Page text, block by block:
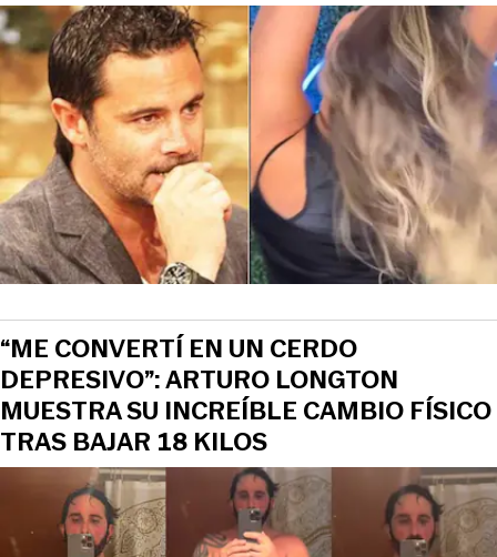
“ME CONVERTÍ EN UN CERDO
DEPRESIVO”: ARTURO LONGTON
MUESTRA SU INCREÍBLE CAMBIO FÍSICO
TRAS BAJAR 18 KILOS